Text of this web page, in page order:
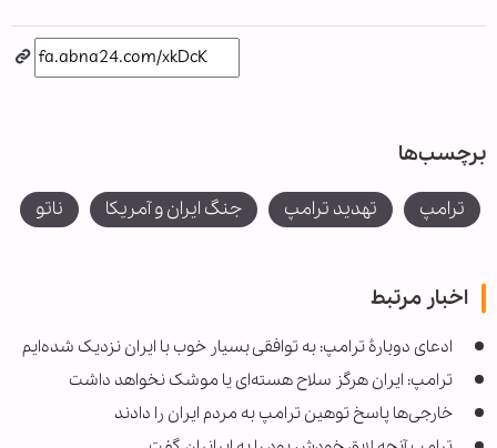
برچسب‌ها
ترامپ تهدید ترامپ جنگ ایران و آمریکا ناتو
اخبار مرتبط
ادعای دوبارۀ ترامپ: به توافقی بسیار خوب با ایران نزدیک شده‌ایم
ترامپ: ایران هرگز سلاح هسته‌ای یا موشک نخواهد داشت
خارجی‌ها پاسخ توهین ترامپ به مردم ایران را دادند